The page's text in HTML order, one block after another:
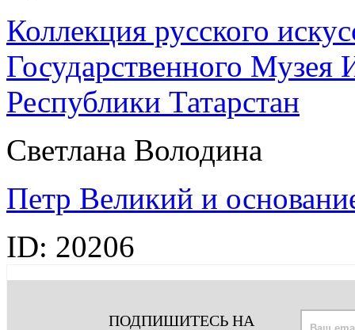
Коллекция русского
Государственного Музея
Республики Татарстан
Светлана Володина
Петр Великий и
ID: 20206
ПОДПИШИТЕСЬ НА